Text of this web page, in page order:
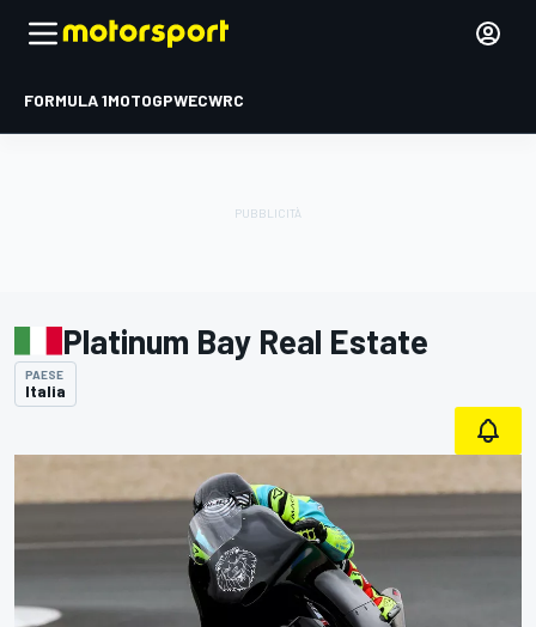
FORMULA 1MOTOGPWECWRC
Platinum Bay Real Estate
PAESE
Italia